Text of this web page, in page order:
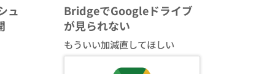
ュ
BridgeでGoogleドライブ
が見られない
もういい加減直してほしい